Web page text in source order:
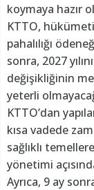
koymaya hazır
KTTO,
pahalılığı
sonra, 2027
değişikliğinin
yeterli
KTTO’dan
kısa vadede
sağlıklı
yönetimi
Ayrıca, 9 ay